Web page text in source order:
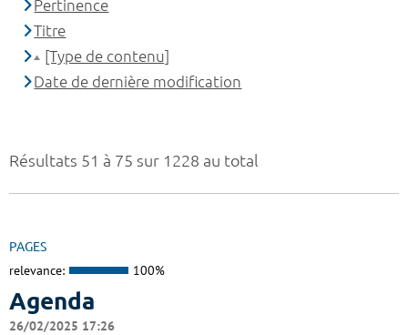
Résultats 51 à 75 sur 1228 au total
PAGES
relevance: 100%
Agenda
26/02/2025 17:26
Pertinence
Titre
[Type de contenu]
Date de dernière modification